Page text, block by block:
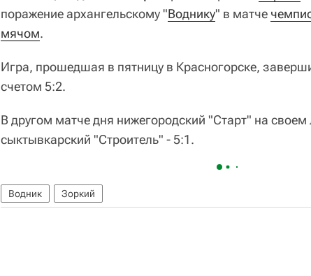
поражение архангельскому "Воднику" в матче
мячом.
Игра, прошедшая в пятницу в Красногорске,
счетом 5:2.
В другом матче дня нижегородский "Старт" на своем
сыктывкарский "Строитель" - 5:1.
Водник Зоркий